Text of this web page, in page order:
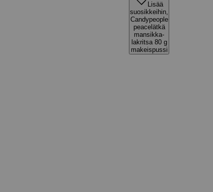
Lisää
suosikkeihin,
Candypeople
peacelätkä
mansikka-
lakritsa 80 g
makeispussi